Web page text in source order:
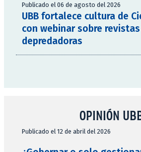
Publicado el 06 de agosto del 2026
UBB fortalece cultura de
con webinar sobre
depredadoras
OPINIÓN
Publicado el 12 de abril del 2026